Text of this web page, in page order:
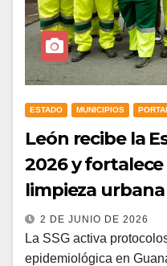
ESTADO MUNICIPIOS
León recibe la
2026 y
limpieza urbana
2 DE JUNIO DE 2026
La SSG activa
epidemiológica en